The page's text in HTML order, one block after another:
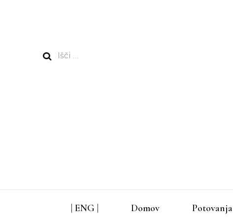
Išči:
| ENG | Domov Potovanja